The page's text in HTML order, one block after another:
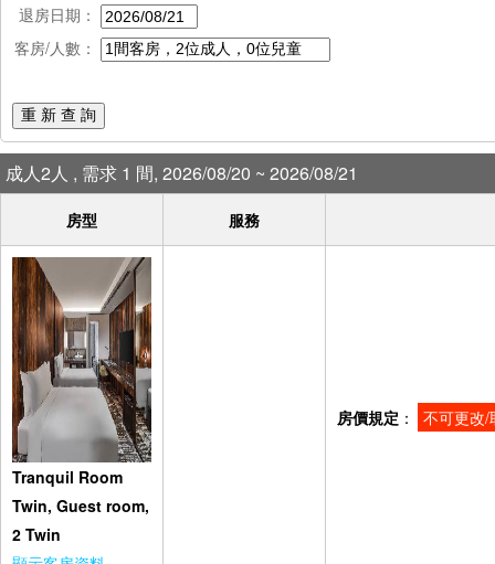
退房日期：
客房/人數：
重 新 查 詢
成人2人 , 需求 1 間, 2026/08/20 ~ 2026/08/21
房型 服務
Tranquil Room
Twin, Guest room,
2 Twin
房價規定 ： 不可更改/